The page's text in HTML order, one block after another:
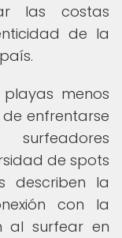
las costas
de la
menos
enfrentarse
de spots
describen la
con la
al surfear en